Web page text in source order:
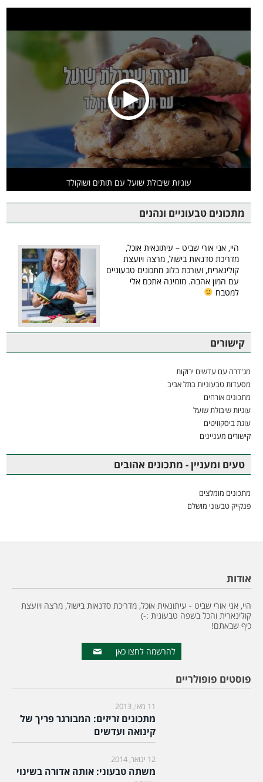
עוגיות שיבולת שועל עם תותים ושוקולד
מתכונים טבעוניים ונהנים
היי, אני אורי שביט – עיתונאית אוכל,
מדריכת סדנאות בישול, מרצה ויועצת
קולינארית, ועורכת בלוג מתכונים טבעוניים
עם המון אהבה. מזמינה אתכם אלי
למטבח
קישורים
מג'דרה עם עדשים ירוקות
מסעדות טבעוניות בתל אביב
מתכונים אורחים
עוגיות שיבולת שועל
עוגת ביסקוויטים
קישורים מעניינים
טעים ומעניין - מתכונים אהובים
מתכונים מומלצים
פנקייק טבעוני מושלם
אודות
היי, אני אורי שביט - עיתונאית אוכל, מדריכת סדנאות בישול, מרצה ויועצת
קולינארית והכל בשפה טבעונית :-)
כיף שבאתם!
להרשמה לחצו כאן
פוסטים פופולריים
11 מאי, 2013
מתכונים זריזים: המבורגר פריך של
קינואה ועדשים
12 ינואר, 2014
משתה טבעוני: אותה אדורה בשינוי